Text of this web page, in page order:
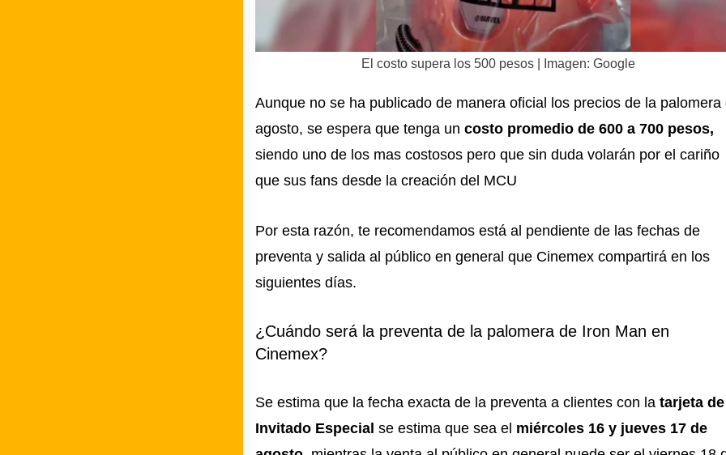
El costo supera los 500 pesos | Imagen: Google
Aunque no se ha publicado de manera oficial los precios de la palomera
agosto, se espera que tenga un costo promedio de 600 a 700 pesos,
siendo uno de los mas costosos pero que sin duda volarán por el cariño
que sus fans desde la creación del MCU
Por esta razón, te recomendamos está al pendiente de las fechas de
preventa y salida al público en general que Cinemex compartirá en los
siguientes días.
¿Cuándo será la preventa de la palomera de Iron Man en
Cinemex?
Se estima que la fecha exacta de la preventa a clientes con la tarjeta de
Invitado Especial se estima que sea el miércoles 16 y jueves 17 de